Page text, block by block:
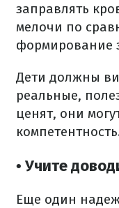
заправлять
мелочи по
формирование
Дети должны
реальные,
ценят, они
• Учите
Еще один